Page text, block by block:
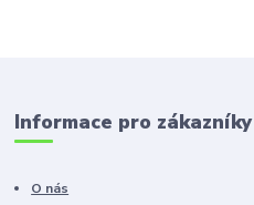
Informace pro zákazníky
O nás